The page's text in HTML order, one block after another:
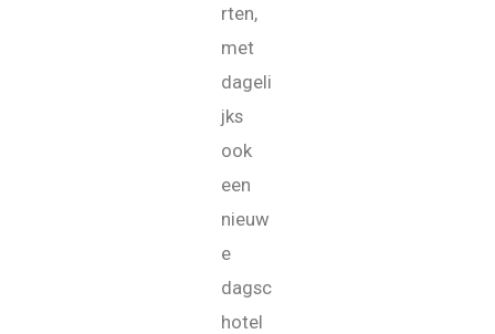
rten,
met
dageli
jks
ook
een
nieuw
e
dagsc
hotel